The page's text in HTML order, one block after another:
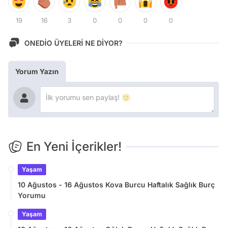
19 16 3 0 0 0 0
ONEDİO ÜYELERİ NE DİYOR?
Yorum Yazın
En Yeni İçerikler!
Yaşam
10 Ağustos - 16 Ağustos Kova Burcu Haftalık Sağlık Burç
Yorumu
Yaşam